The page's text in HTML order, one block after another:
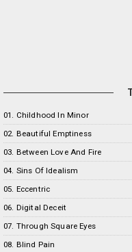
01. Childhood In Minor
02. Beautiful Emptiness
03. Between Love And Fire
04. Sins Of Idealism
05. Eccentric
06. Digital Deceit
07. Through Square Eyes
08. Blind Pain